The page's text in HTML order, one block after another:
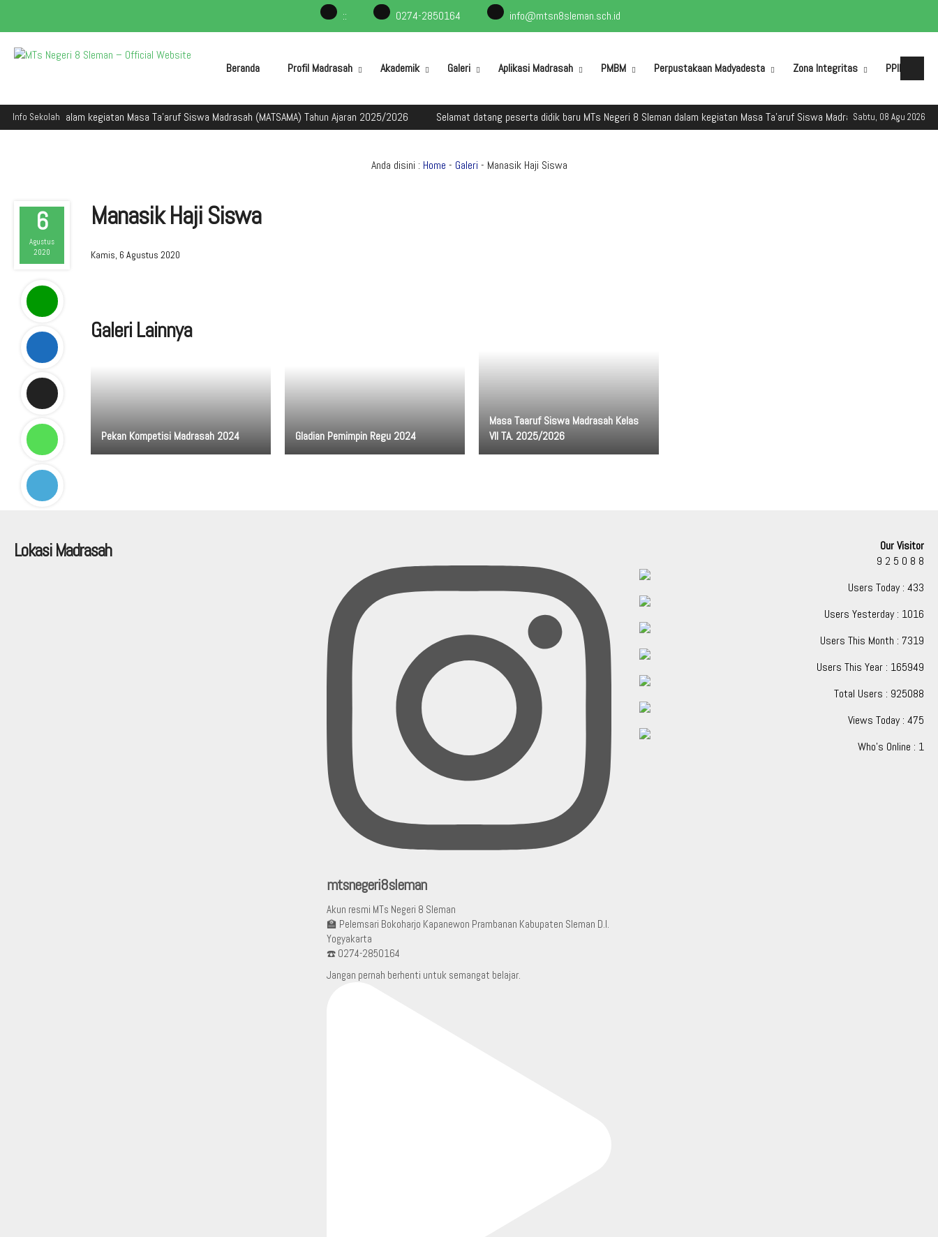
:: 0274-2850164 info@mtsn8sleman.sch.id
Beranda Profil Madrasah Akademik Galeri Aplikasi Madrasah PMBM Perpustakaan Madyadesta Zona Integritas PPID
Info Sekolah Sabtu, 08 Agu 2026
kegiatan Masa Ta'aruf Siswa Madrasah (MATSAMA) Tahun Ajaran 2025/2026 Selamat datang peserta didik baru MTs Negeri 8 Sleman dalam kegiatan Masa Ta'aruf Siswa Madrasah (MATSAMA) Tahun Ajaran
Anda disini : Home - Galeri - Manasik Haji Siswa
6
Agustus
2020
Manasik Haji Siswa
Kamis, 6 Agustus 2020
Galeri Lainnya
Pekan Kompetisi Madrasah 2024 Gladian Pemimpin Regu 2024
Masa Taaruf Siswa Madrasah Kelas
VII TA. 2025/2026
Lokasi Madrasah
mtsnegeri8sleman
Akun resmi MTs Negeri 8 Sleman
🏫 Pelemsari Bokoharjo Kapanewon Prambanan Kabupaten Sleman D.I.
Yogyakarta
☎️ 0274-2850164
Jangan pernah berhenti untuk semangat belajar.
Our Visitor
9 2 5 0 8 8
Users Today : 433
Users Yesterday : 1016
Users This Month : 7319
Users This Year : 165949
Total Users : 925088
Views Today : 475
Who's Online : 1